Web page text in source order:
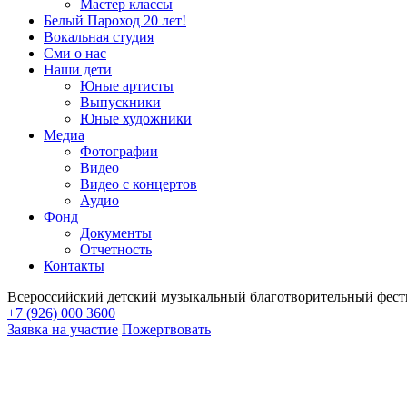
Мастер классы
Белый Пароход 20 лет!
Вокальная студия
Сми о нас
Наши дети
Юные артисты
Выпускники
Юные художники
Медиа
Фотографии
Видео
Видео с концертов
Аудио
Фонд
Документы
Отчетность
Контакты
Всероссийский детский музыкальный благотворительный
+7 (926) 000 3600
Заявка на участие Пожертвовать